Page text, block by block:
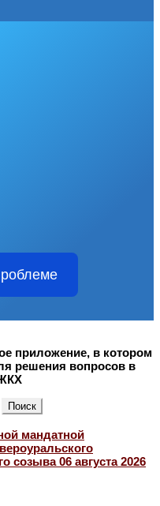
приложение, в котором
решения вопросов в
мандатной
созыва 06 августа 2026